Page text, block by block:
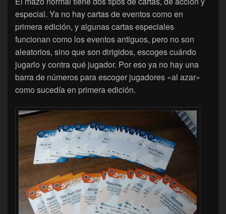
especial. Ya no hay cartas de eventos como en
primera edición, y algunas cartas especiales
funcionan como los eventos antiguos, pero no son
aleatorios, sino que son dirigidos, escoges cuándo
jugarlo y contra qué jugador. Por eso ya no hay una
barra de números para escoger jugadores «al azar»
como sucedía en primera edición.